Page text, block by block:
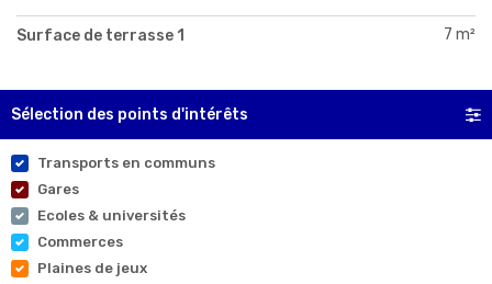
Surface de terrasse 1 7 m²
Sélection des points d'intérêts
Transports en communs
Gares
Ecoles & universités
Commerces
Plaines de jeux